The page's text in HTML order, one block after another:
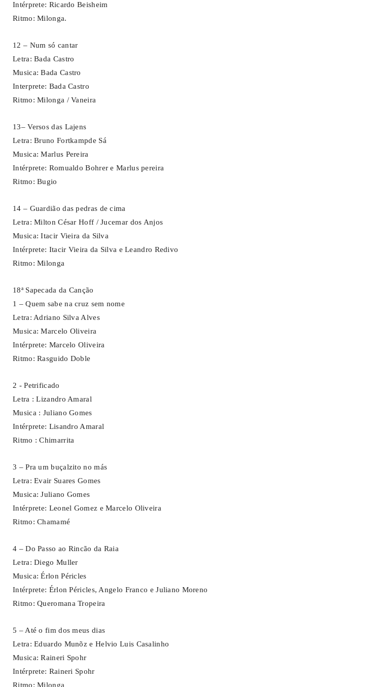
Intérprete: Ricardo Beisheim
Ritmo: Milonga.
12 – Num só cantar
Letra: Bada Castro
Musica: Bada Castro
Interprete: Bada Castro
Ritmo: Milonga / Vaneira
13– Versos das Lajens
Letra: Bruno Fortkampde Sá
Musica: Marlus Pereira
Intérprete: Romualdo Bohrer e Marlus pereira
Ritmo: Bugio
14 – Guardião das pedras de cima
Letra: Milton César Hoff / Jucemar dos Anjos
Musica: Itacir Vieira da Silva
Intérprete: Itacir Vieira da Silva e Leandro Redivo
Ritmo: Milonga
18ª Sapecada da Canção
1 – Quem sabe na cruz sem nome
Letra: Adriano Silva Alves
Musica: Marcelo Oliveira
Intérprete: Marcelo Oliveira
Ritmo: Rasguido Doble
2 - Petrificado
Letra : Lizandro Amaral
Musica : Juliano Gomes
Intérprete: Lisandro Amaral
Ritmo : Chimarrita
3 – Pra um buçalzito no más
Letra: Evair Suares Gomes
Musica: Juliano Gomes
Intérprete: Leonel Gomez e Marcelo Oliveira
Ritmo: Chamamé
4 – Do Passo ao Rincão da Raia
Letra: Diego Muller
Musica: Érlon Péricles
Intérprete: Érlon Péricles, Angelo Franco e Juliano Moreno
Ritmo: Queromana Tropeira
5 – Até o fim dos meus dias
Letra: Eduardo Munõz e Helvio Luis Casalinho
Musica: Raineri Spohr
Intérprete: Raineri Spohr
Ritmo: Milonga